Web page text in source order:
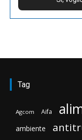
Tag
Agcom Aifa
ambiente